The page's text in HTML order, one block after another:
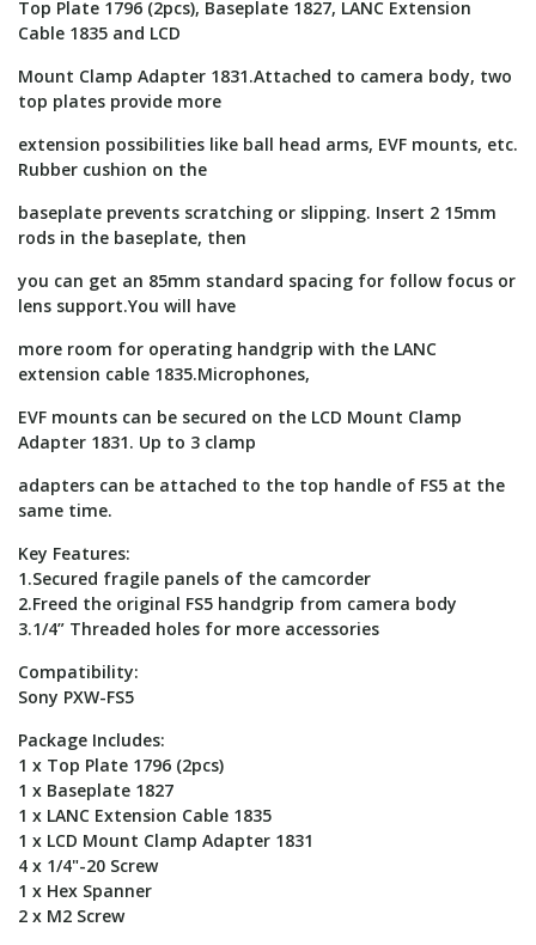
Top Plate 1796 (2pcs), Baseplate 1827, LANC Extension
Cable 1835 and LCD
Mount Clamp Adapter 1831.Attached to camera body, two
top plates provide more
extension possibilities like ball head arms, EVF mounts, etc.
Rubber cushion on the
baseplate prevents scratching or slipping. Insert 2 15mm
rods in the baseplate, then
you can get an 85mm standard spacing for follow focus or
lens support.You will have
more room for operating handgrip with the LANC
extension cable 1835.Microphones,
EVF mounts can be secured on the LCD Mount Clamp
Adapter 1831. Up to 3 clamp
adapters can be attached to the top handle of FS5 at the
same time.
Key Features:
1.Secured fragile panels of the camcorder
2.Freed the original FS5 handgrip from camera body
3.1/4” Threaded holes for more accessories
Compatibility:
Sony PXW-FS5
Package Includes:
1 x Top Plate 1796 (2pcs)
1 x Baseplate 1827
1 x LANC Extension Cable 1835
1 x LCD Mount Clamp Adapter 1831
4 x 1/4"-20 Screw
1 x Hex Spanner
2 x M2 Screw